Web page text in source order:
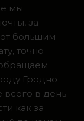
мы
за
большим
точно
Гродно
всего в день
как за